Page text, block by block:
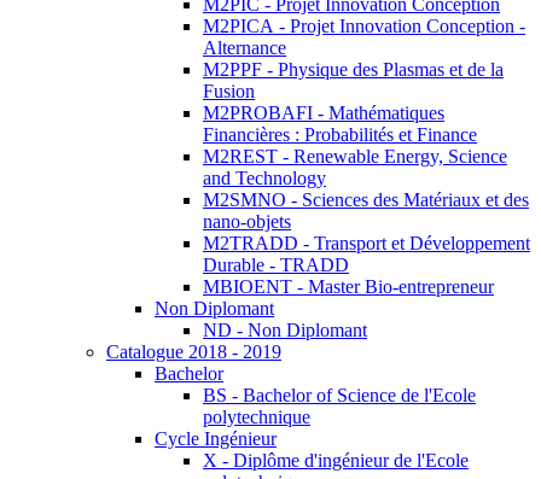
M2PIC - Projet Innovation Conception
M2PICA - Projet Innovation Conception -
Alternance
M2PPF - Physique des Plasmas et de la
Fusion
M2PROBAFI - Mathématiques
Financières : Probabilités et Finance
M2REST - Renewable Energy, Science
and Technology
M2SMNO - Sciences des Matériaux et des
nano-objets
M2TRADD - Transport et Développement
Durable - TRADD
MBIOENT - Master Bio-entrepreneur
Non Diplomant
ND - Non Diplomant
Catalogue 2018 - 2019
Bachelor
BS - Bachelor of Science de l'Ecole
polytechnique
Cycle Ingénieur
X - Diplôme d'ingénieur de l'Ecole